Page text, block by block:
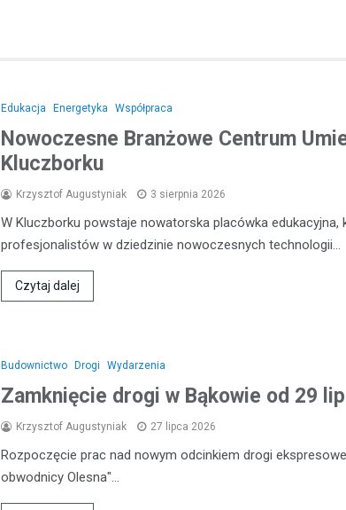
Edukacja Energetyka Współpraca
Nowoczesne Branżowe Centrum
Kluczborku
Krzysztof Augustyniak 3 sierpnia 2026
W Kluczborku powstaje nowatorska placówka edukacyjna,
profesjonalistów w dziedzinie nowoczesnych technologii…
Czytaj dalej
Budownictwo Drogi Wydarzenia
Zamknięcie drogi w Bąkowie od 29
Krzysztof Augustyniak 27 lipca 2026
Rozpoczęcie prac nad nowym odcinkiem drogi
obwodnicy Olesna"…